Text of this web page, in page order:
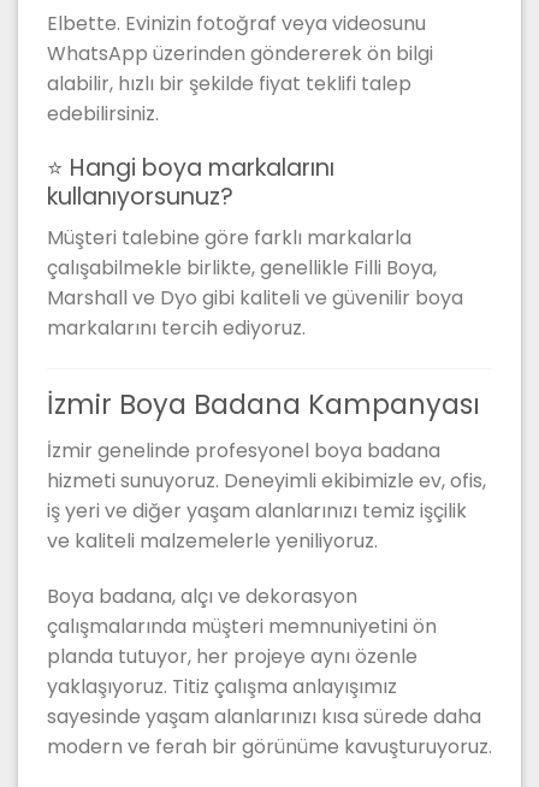
Elbette. Evinizin fotoğraf veya videosunu
WhatsApp üzerinden göndererek ön bilgi
alabilir, hızlı bir şekilde fiyat teklifi talep
edebilirsiniz.
⭐ Hangi boya markalarını
kullanıyorsunuz?
Müşteri talebine göre farklı markalarla
çalışabilmekle birlikte, genellikle Filli Boya,
Marshall ve Dyo gibi kaliteli ve güvenilir boya
markalarını tercih ediyoruz.
İzmir Boya Badana Kampanyası
İzmir genelinde profesyonel boya badana
hizmeti sunuyoruz. Deneyimli ekibimizle ev, ofis,
iş yeri ve diğer yaşam alanlarınızı temiz işçilik
ve kaliteli malzemelerle yeniliyoruz.
Boya badana, alçı ve dekorasyon
çalışmalarında müşteri memnuniyetini ön
planda tutuyor, her projeye aynı özenle
yaklaşıyoruz. Titiz çalışma anlayışımız
sayesinde yaşam alanlarınızı kısa sürede daha
modern ve ferah bir görünüme kavuşturuyoruz.